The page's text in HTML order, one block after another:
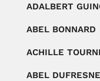
ADALBERT
ABEL BONNARD
ACHILLE
ABEL DUFRESNE